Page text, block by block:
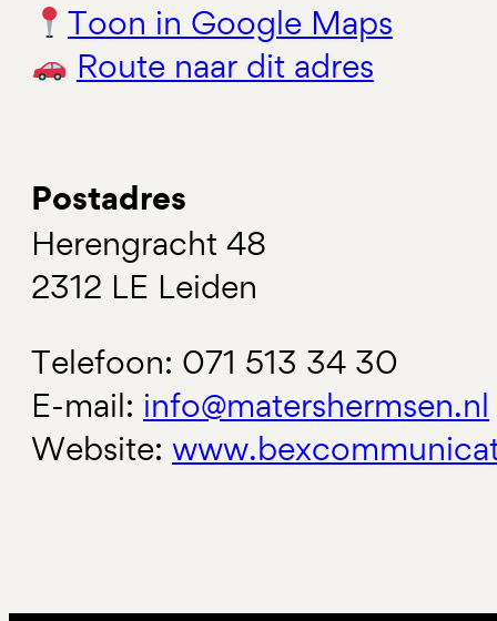
Toon in Google Maps
Route naar dit adres
Postadres
Herengracht 48
2312 LE Leiden
Telefoon: 071 513 34 30
E-mail: info@matershermsen.nl
Website: